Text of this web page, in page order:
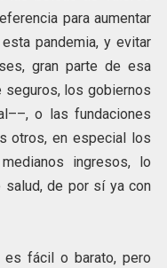
para aumentar
pandemia, y evitar
gran parte de esa
seguros, los gobiernos
o las fundaciones
otros, en especial los
ingresos, lo
de por sí ya con
es fácil o barato, pero